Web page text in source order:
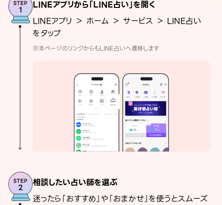
LINEアプリから「LINE占い」を開く
LINEアプリ ＞ ホーム ＞ サービス ＞ LINE占い
をタップ
※本ページのリンクからもLINE占いへ遷移します
相談したい占い師を選ぶ
迷ったら「おすすめ」や「おまかせ」を使うとスムーズ